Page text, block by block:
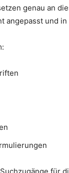
genau an
angepasst und